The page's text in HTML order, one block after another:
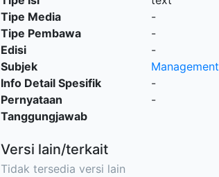
Tipe Media
-
Tipe Pembawa
-
Edisi
-
Subjek
Management
Info Detail Spesifik
-
Pernyataan
Tanggungjawab
-
Versi lain/terkait
Tidak tersedia versi lain